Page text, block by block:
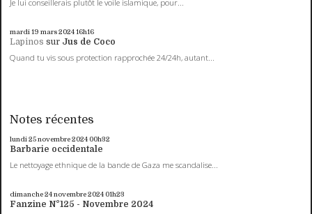
Je lui conseillerais plutôt le voile islamique, pour...
mardi 19 mars 202416h16
Lapinos sur Jus de Coco
Quand tu vis sous protection rapprochée 24/24h, autant...
Notes récentes
lundi 25novembre 2024 00h32
Barbarie occidentale
Le nettoyage ethnique de la bande de Gaza me scandalise...
dimanche 24novembre 2024 01h23
Fanzine N°125 - Novembre 2024